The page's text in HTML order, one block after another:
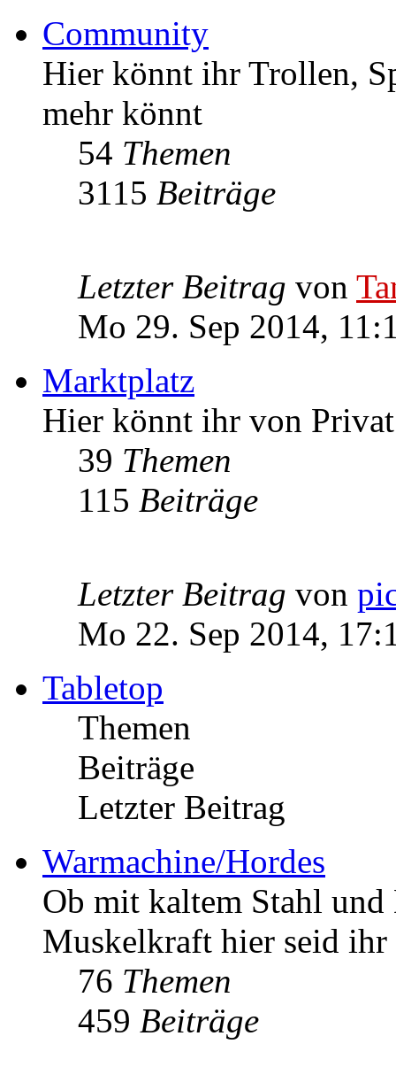
Community
Hier könnt ihr Trollen,
mehr könnt
54 Themen
3115 Beiträge
Letzter Beitrag von
Mo 29. Sep 2014,
Marktplatz
Hier könnt ihr von
39 Themen
115 Beiträge
Letzter Beitrag von
Mo 22. Sep 2014,
Tabletop
Themen
Beiträge
Letzter Beitrag
Warmachine/Hordes
Ob mit kaltem Stahl
Muskelkraft hier seid
76 Themen
459 Beiträge